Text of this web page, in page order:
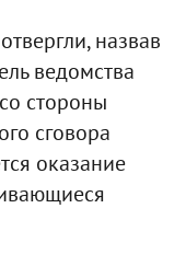
назвав
ведомства
стороны
сговора
оказание